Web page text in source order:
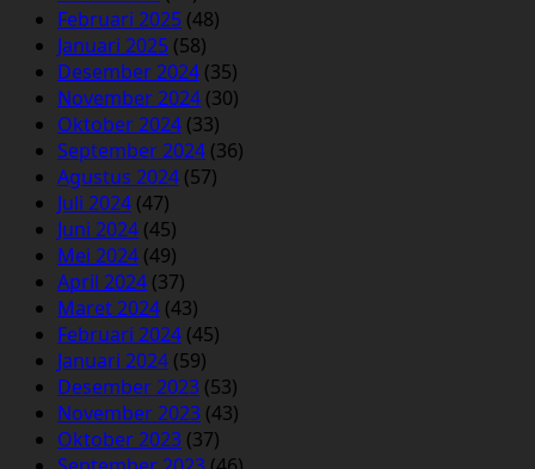
Februari 2025 (48)
Januari 2025 (58)
Desember 2024 (35)
November 2024 (30)
Oktober 2024 (33)
September 2024 (36)
Agustus 2024 (57)
Juli 2024 (47)
Juni 2024 (45)
Mei 2024 (49)
April 2024 (37)
Maret 2024 (43)
Februari 2024 (45)
Januari 2024 (59)
Desember 2023 (53)
November 2023 (43)
Oktober 2023 (37)